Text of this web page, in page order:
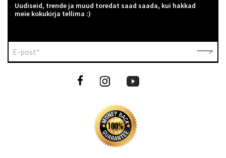
Uudiseid, trende ja muud toredat saad saada, kui hakkad
meie kokukirja tellima :)
E-post*